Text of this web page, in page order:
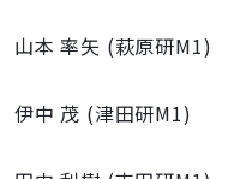
山本 率矢 (萩原研M1)
伊中 茂 (津田研M1)